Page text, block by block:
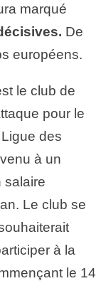
marqué
De
européens.
le club de
pour le
des
à un
salaire
Le club se
à la
le 14